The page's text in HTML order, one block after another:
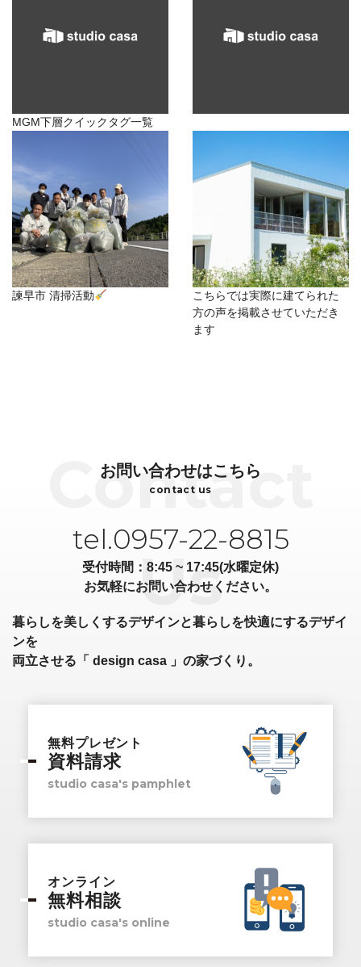
MGM下層クイックタグ一覧
諫早市 清掃活動
こちらでは実際に建てられた
方の声を掲載させていただき
ます
お問い合わせはこちら
contact us
tel.0957-22-8815
受付時間：8:45 ~ 17:45(水曜定休)
お気軽にお問い合わせください。
暮らしを美しくするデザインと暮らしを快適にするデザイ
ンを
両立させる「 design casa 」の家づくり。
無料プレゼント
資料請求
studio casa's pamphlet
オンライン
無料相談
studio casa's online